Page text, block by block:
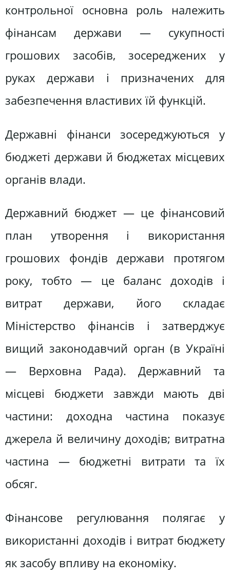
контрольної основна роль належить
фінансам держави — сукупності
грошових засобів, зосереджених у
руках держави і призначених для
забезпечення властивих їй функцій.
Державні фінанси зосереджуються у
бюджеті держави й бюджетах місцевих
органів влади.
Державний бюджет — це фінансовий
план утворення і використання
грошових фондів держави протягом
року, тобто — це баланс доходів і
витрат держави, його складає
Міністерство фінансів і затверджує
вищий законодавчий орган (в Україні
— Верховна Рада). Державний та
місцеві бюджети завжди мають дві
частини: доходна частина показує
джерела й величину доходів; витратна
частина — бюджетні витрати та їх
обсяг.
Фінансове регулювання полягає у
використанні доходів і витрат бюджету
як засобу впливу на економіку.